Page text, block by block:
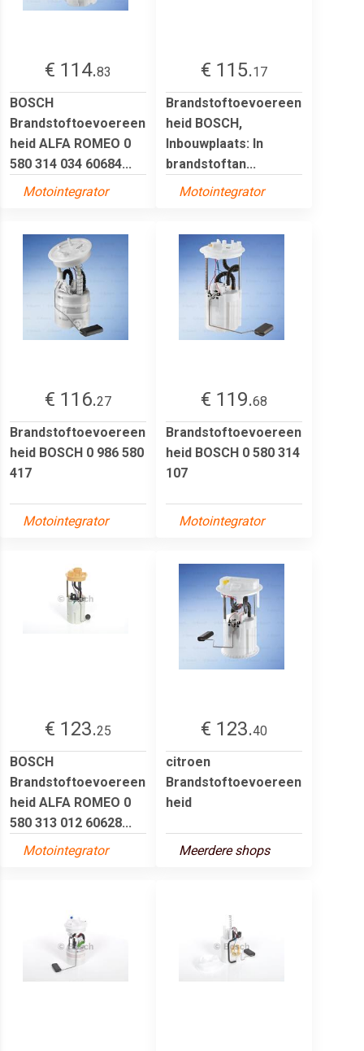
€ 114.83
BOSCH
Brandstoftoevoereen
heid ALFA ROMEO 0
580 314 034 60684...
Motointegrator
€ 115.17
Brandstoftoevoereen
heid BOSCH,
Inbouwplaats: In
brandstoftan...
Motointegrator
€ 116.27
Brandstoftoevoereen
heid BOSCH 0 986 580
417
Motointegrator
€ 119.68
Brandstoftoevoereen
heid BOSCH 0 580 314
107
Motointegrator
€ 123.25
BOSCH
Brandstoftoevoereen
heid ALFA ROMEO 0
580 313 012 60628...
Motointegrator
€ 123.40
citroen
Brandstoftoevoereen
heid
Meerdere shops